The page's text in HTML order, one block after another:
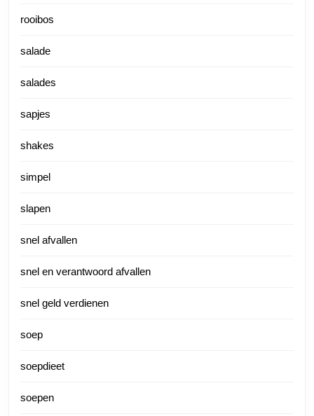
rooibos
salade
salades
sapjes
shakes
simpel
slapen
snel afvallen
snel en verantwoord afvallen
snel geld verdienen
soep
soepdieet
soepen